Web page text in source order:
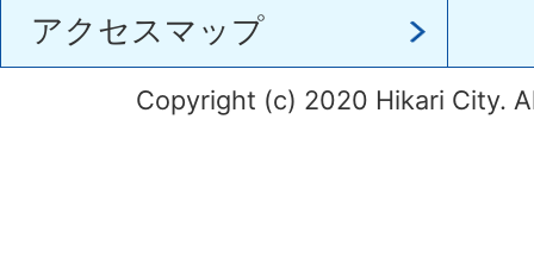
アクセスマップ
Copyright (c) 2020 Hikari City.